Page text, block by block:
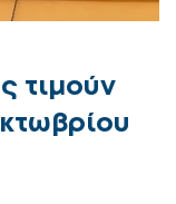
τιμούν